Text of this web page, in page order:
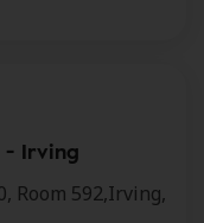
- Irving
Room 592,Irving,